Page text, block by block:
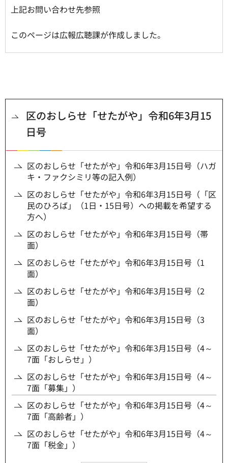
上記お問い合わせ先参照
このページは広報広聴課が作成しました。
区のおしらせ「せたがや」令和6年3月15
日号
区のおしらせ「せたがや」令和6年3月15日号（ハガ
キ・ファクシミリ等の記入例）
区のおしらせ「せたがや」令和6年3月15日号（「区
民のひろば」（1日・15日号）への掲載を希望する
方へ）
区のおしらせ「せたがや」令和6年3月15日号（帯
面）
区のおしらせ「せたがや」令和6年3月15日号（1
面）
区のおしらせ「せたがや」令和6年3月15日号（2
面）
区のおしらせ「せたがや」令和6年3月15日号（3
面）
区のおしらせ「せたがや」令和6年3月15日号（4～
7面「おしらせ」）
区のおしらせ「せたがや」令和6年3月15日号（4～
7面「募集」）
区のおしらせ「せたがや」令和6年3月15日号（4～
7面「高齢者」）
区のおしらせ「せたがや」令和6年3月15日号（4～
7面「税金」）